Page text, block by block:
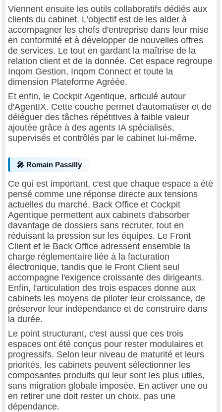
Viennent ensuite les outils collaboratifs dédiés aux
clients du cabinet. L'objectif est de les aider à
accompagner les chefs d'entreprise dans leur mise
en conformité et à développer de nouvelles offres
de services. Le tout en gardant la maîtrise de la
relation client et de la donnée. Cet espace regroupe
Inqom Gestion, Inqom Connect et toute la
dimension Plateforme Agréée.
Et enfin, le Cockpit Agentique, articulé autour
d'AgentIX. Cette couche permet d'automatiser et de
déléguer des tâches répétitives à faible valeur
ajoutée grâce à des agents IA spécialisés,
supervisés et contrôlés par le cabinet lui-même.
🎤 Romain Passilly
Ce qui est important, c'est que chaque espace a été
pensé comme une réponse directe aux tensions
actuelles du marché. Back Office et Cockpit
Agentique permettent aux cabinets d'absorber
davantage de dossiers sans recruter, tout en
réduisant la pression sur les équipes. Le Front
Client et le Back Office adressent ensemble la
charge réglementaire liée à la facturation
électronique, tandis que le Front Client seul
accompagne l'exigence croissante des dirigeants.
Enfin, l'articulation des trois espaces donne aux
cabinets les moyens de piloter leur croissance, de
préserver leur indépendance et de construire dans
la durée.
Le point structurant, c'est aussi que ces trois
espaces ont été conçus pour rester modulaires et
progressifs. Selon leur niveau de maturité et leurs
priorités, les cabinets peuvent sélectionner les
composantes produits qui leur sont les plus utiles,
sans migration globale imposée. En activer une ou
en retirer une doit rester un choix, pas une
dépendance.